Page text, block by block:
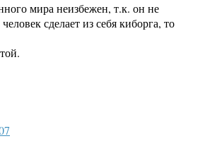
мира неизбежен, т.к. он не
сделает из себя киборга, то